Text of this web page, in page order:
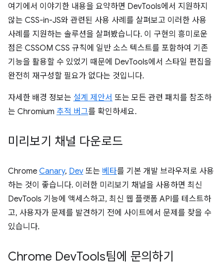
여기에서 이야기한 내용을 요약하면 DevTools에서 지원하지
않는 CSS-in-JS와 관련된 사용 사례를 살펴보고 이러한 사용
사례를 지원하는 솔루션을 살펴봤습니다. 이 구현의 흥미로운
점은 CSSOM CSS 규칙에 일반 소스 텍스트를 포함하여 기존
기능을 활용할 수 있었기 때문에 DevTools에서 스타일 편집을
완전히 재구성할 필요가 없다는 것입니다.
자세한 배경 정보는 설계 제안서 또는 모든 관련 패치를 참조하
는 Chromium 추적 버그를 확인하세요.
미리보기 채널 다운로드
Chrome Canary, Dev 또는 베타를 기본 개발 브라우저로 사용
하는 것이 좋습니다. 이러한 미리보기 채널을 사용하면 최신
DevTools 기능에 액세스하고, 최신 웹 플랫폼 API를 테스트하
고, 사용자가 문제를 발견하기 전에 사이트에서 문제를 찾을 수
있습니다.
Chrome DevTools팀에 문의하기